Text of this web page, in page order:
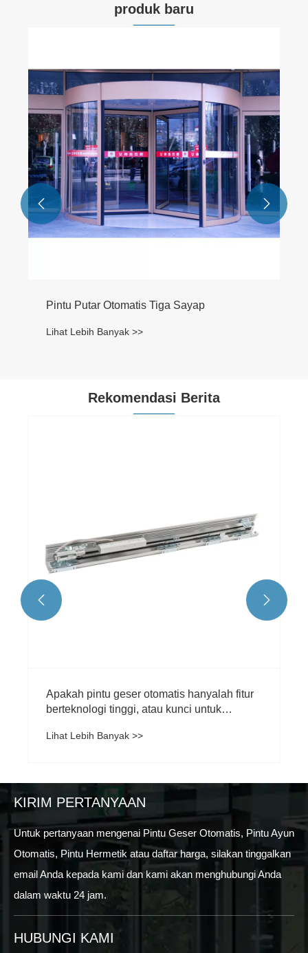
produk baru
Pintu Hermetik Ruang Operasi ICU
Lihat Lebih Banyak >>
 
Rekomendasi Berita
 
KIRIM PERTANYAAN
Untuk pertanyaan mengenai Pintu Geser Otomatis, Pintu Ayun
Otomatis, Pintu Hermetik atau daftar harga, silakan tinggalkan
email Anda kepada kami dan kami akan menghubungi Anda
dalam waktu 24 jam.
HUBUNGI KAMI